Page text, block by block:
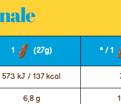
1 (27g) * / 1
573 kJ / 137 kcal
6,8 g